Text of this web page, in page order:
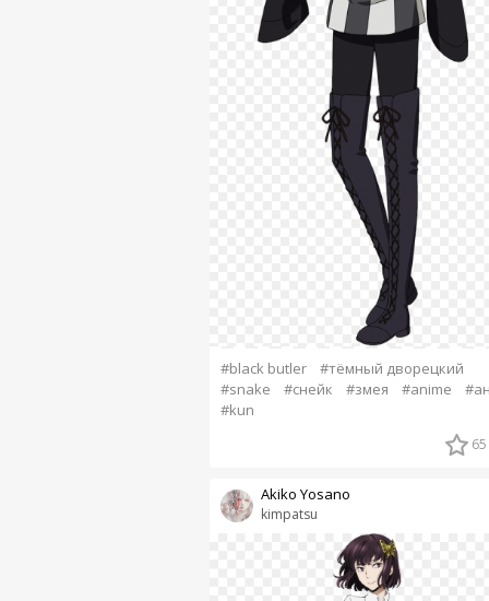
#black butler
#тёмный дворецкий
#snake
#снейк #змея #anime
#kun
65
kimpatsu
Akiko Yosano